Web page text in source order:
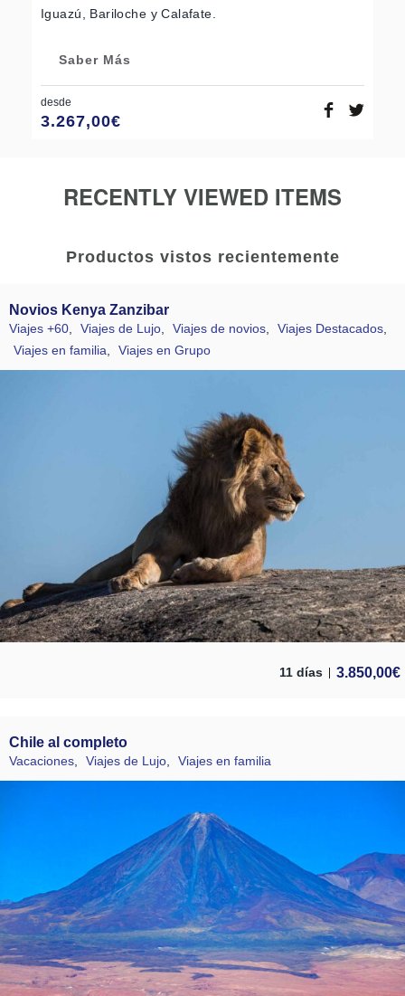
Iguazú, Bariloche y Calafate.
Saber Más
desde
3.267,00€
RECENTLY VIEWED ITEMS
Productos vistos recientemente
Novios Kenya Zanzibar
Viajes +60 Viajes de Lujo Viajes de novios Viajes Destacados
Viajes en familia
Viajes en Grupo
11 días 3.850,00€
Chile al completo
Vacaciones Viajes de Lujo Viajes en familia